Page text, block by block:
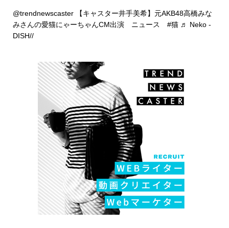
@trendnewscaster【キャスター井手美希】元AKB48高橋みな
みさんの愛猫にゃーちゃんCM出演 ニュース #猫 ♬ Neko -
DISH//